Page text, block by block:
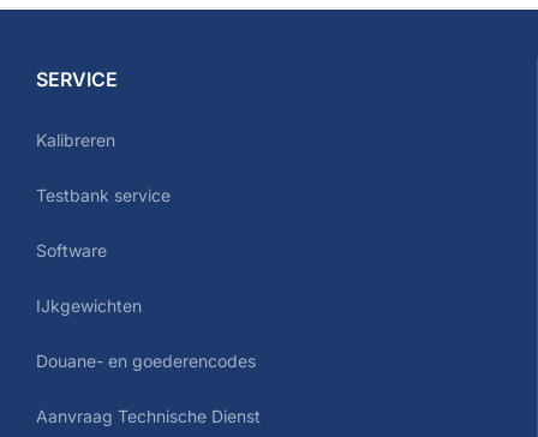
SERVICE
Kalibreren
Testbank service
Software
IJkgewichten
Douane- en goederencodes
Aanvraag Technische Dienst